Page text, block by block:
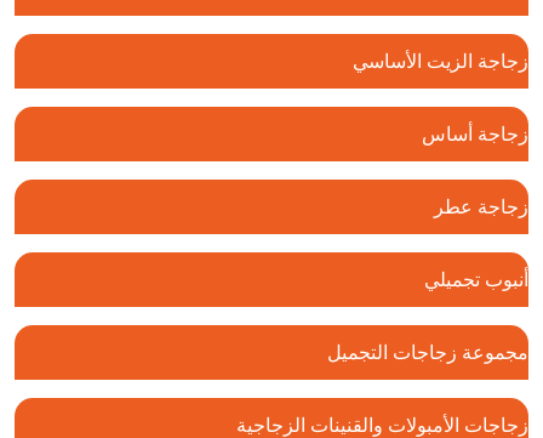
زجاجة الزيت الأساسي
زجاجة أساس
زجاجة عطر
أنبوب تجميلي
مجموعة زجاجات التجميل
زجاجات الأمبولات والقنينات الزجاجية